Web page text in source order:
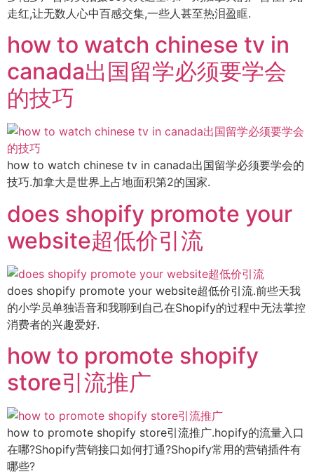
走红,让无数人心中百感交集,一些人甚至热泪盈眶.
how to watch chinese tv in
canada出国留学必须要学会
的技巧
how to watch chinese tv in canada出国留学必须要学会的
技巧.加拿大是世界上占地面积第2的国家.
does shopify promote your
website超低价引流
does shopify promote your website超低价引流.前些天我
的小学员单独语音和我聊到自己在Shopify的过程中无法掌控
消费者的兴趣爱好.
how to promote shopify
store引流推广
how to promote shopify store引流推广.hopify的流量入口
在哪?Shopify营销接口如何打通?Shopify常用的营销插件有
哪些?